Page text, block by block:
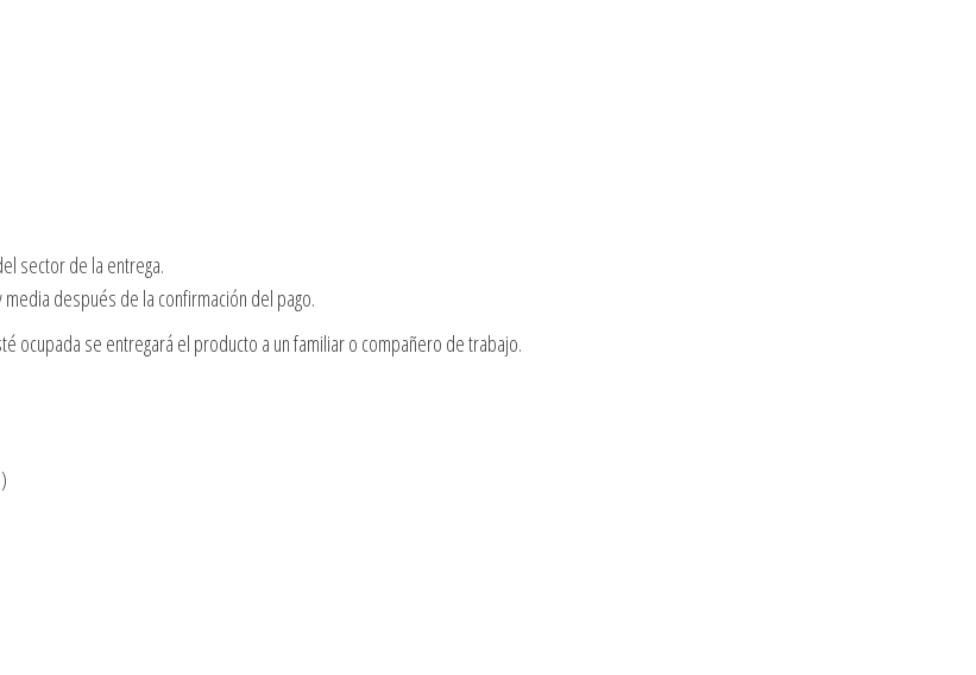
sector de la entrega.
después de la confirmación del pago.
ocupada se entregará el producto a un familiar o compañero de trabajo.